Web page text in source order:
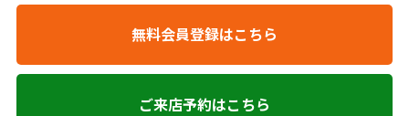
無料会員登録はこちら
ご来店予約はこちら